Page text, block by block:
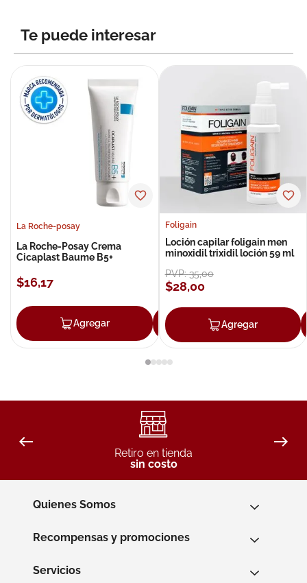
Te puede interesar
La Roche-posay
La Roche-Posay Crema
Cicaplast Baume B5+
$16,17
Agregar Agregar
Foligain
Loción capilar foligain men
minoxidil trixidil loción 59 ml
PVP:35,00
$28,00
Agregar
Retiro en tienda
sin costo
Quienes Somos
Recompensas y promociones
Servicios